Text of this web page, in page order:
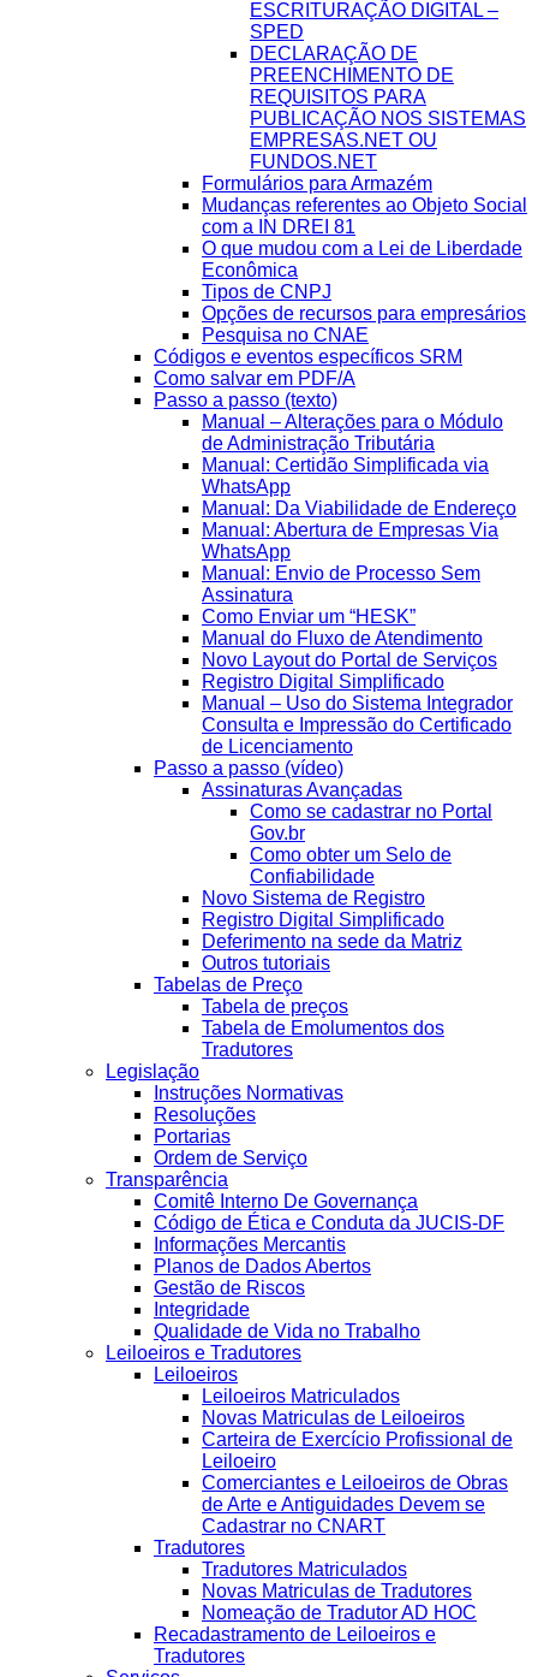
ESCRITURAÇÃO DIGITAL –
SPED
DECLARAÇÃO DE
PREENCHIMENTO DE
REQUISITOS PARA
PUBLICAÇÃO NOS SISTEMAS
EMPRESAS.NET OU
FUNDOS.NET
Formulários para Armazém
Mudanças referentes ao Objeto Social
com a IN DREI 81
O que mudou com a Lei de Liberdade
Econômica
Tipos de CNPJ
Opções de recursos para empresários
Pesquisa no CNAE
Códigos e eventos específicos SRM
Como salvar em PDF/A
Passo a passo (texto)
Manual – Alterações para o Módulo
de Administração Tributária
Manual: Certidão Simplificada via
WhatsApp
Manual: Da Viabilidade de Endereço
Manual: Abertura de Empresas Via
WhatsApp
Manual: Envio de Processo Sem
Assinatura
Como Enviar um “HESK”
Manual do Fluxo de Atendimento
Novo Layout do Portal de Serviços
Registro Digital Simplificado
Manual – Uso do Sistema Integrador
Consulta e Impressão do Certificado
de Licenciamento
Passo a passo (vídeo)
Assinaturas Avançadas
Como se cadastrar no Portal
Gov.br
Como obter um Selo de
Confiabilidade
Novo Sistema de Registro
Registro Digital Simplificado
Deferimento na sede da Matriz
Outros tutoriais
Tabelas de Preço
Tabela de preços
Tabela de Emolumentos dos
Tradutores
Legislação
Instruções Normativas
Resoluções
Portarias
Ordem de Serviço
Transparência
Comitê Interno De Governança
Código de Ética e Conduta da JUCIS-DF
Informações Mercantis
Planos de Dados Abertos
Gestão de Riscos
Integridade
Qualidade de Vida no Trabalho
Leiloeiros e Tradutores
Leiloeiros
Leiloeiros Matriculados
Novas Matriculas de Leiloeiros
Carteira de Exercício Profissional de
Leiloeiro
Comerciantes e Leiloeiros de Obras
de Arte e Antiguidades Devem se
Cadastrar no CNART
Tradutores
Tradutores Matriculados
Novas Matriculas de Tradutores
Nomeação de Tradutor AD HOC
Recadastramento de Leiloeiros e
Tradutores